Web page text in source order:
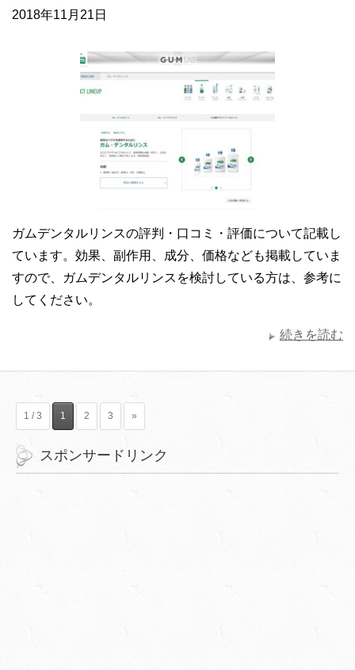
2018年11月21日
ガムデンタルリンスの評判・口コミ・評価について記載し
ています。効果、副作用、成分、価格なども掲載していま
すので、ガムデンタルリンスを検討している方は、参考に
してください。
続きを読む
1 / 3 1 2 3 »
スポンサードリンク